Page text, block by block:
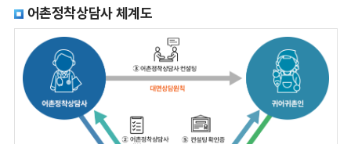
어촌정착상담사 체계도